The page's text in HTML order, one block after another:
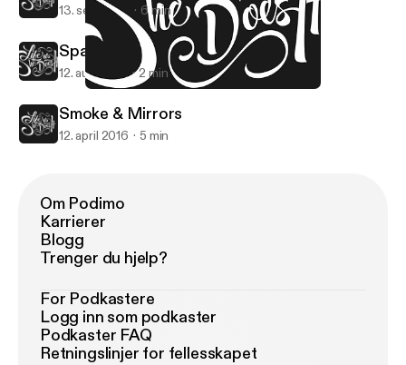
Life as She Does It Podcast
13. sep. 2016 6 min
Sparkle is My 3rd Favorite Color
12. aug. 2016 2 min
Smoke & Mirrors
12. april 2016 5 min
Om Podimo
Karrierer
Blogg
Trenger du hjelp?
For Podkastere
Logg inn som podkaster
Podkaster FAQ
Retningslinjer for fellesskapet